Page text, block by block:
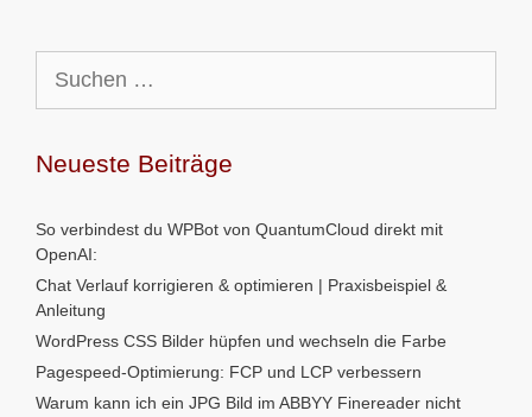
nach:
Neueste Beiträge
So verbindest du WPBot von QuantumCloud direkt mit
OpenAI:
Chat Verlauf korrigieren & optimieren | Praxisbeispiel &
Anleitung
WordPress CSS Bilder hüpfen und wechseln die Farbe
Pagespeed-Optimierung: FCP und LCP verbessern
Warum kann ich ein JPG Bild im ABBYY Finereader nicht